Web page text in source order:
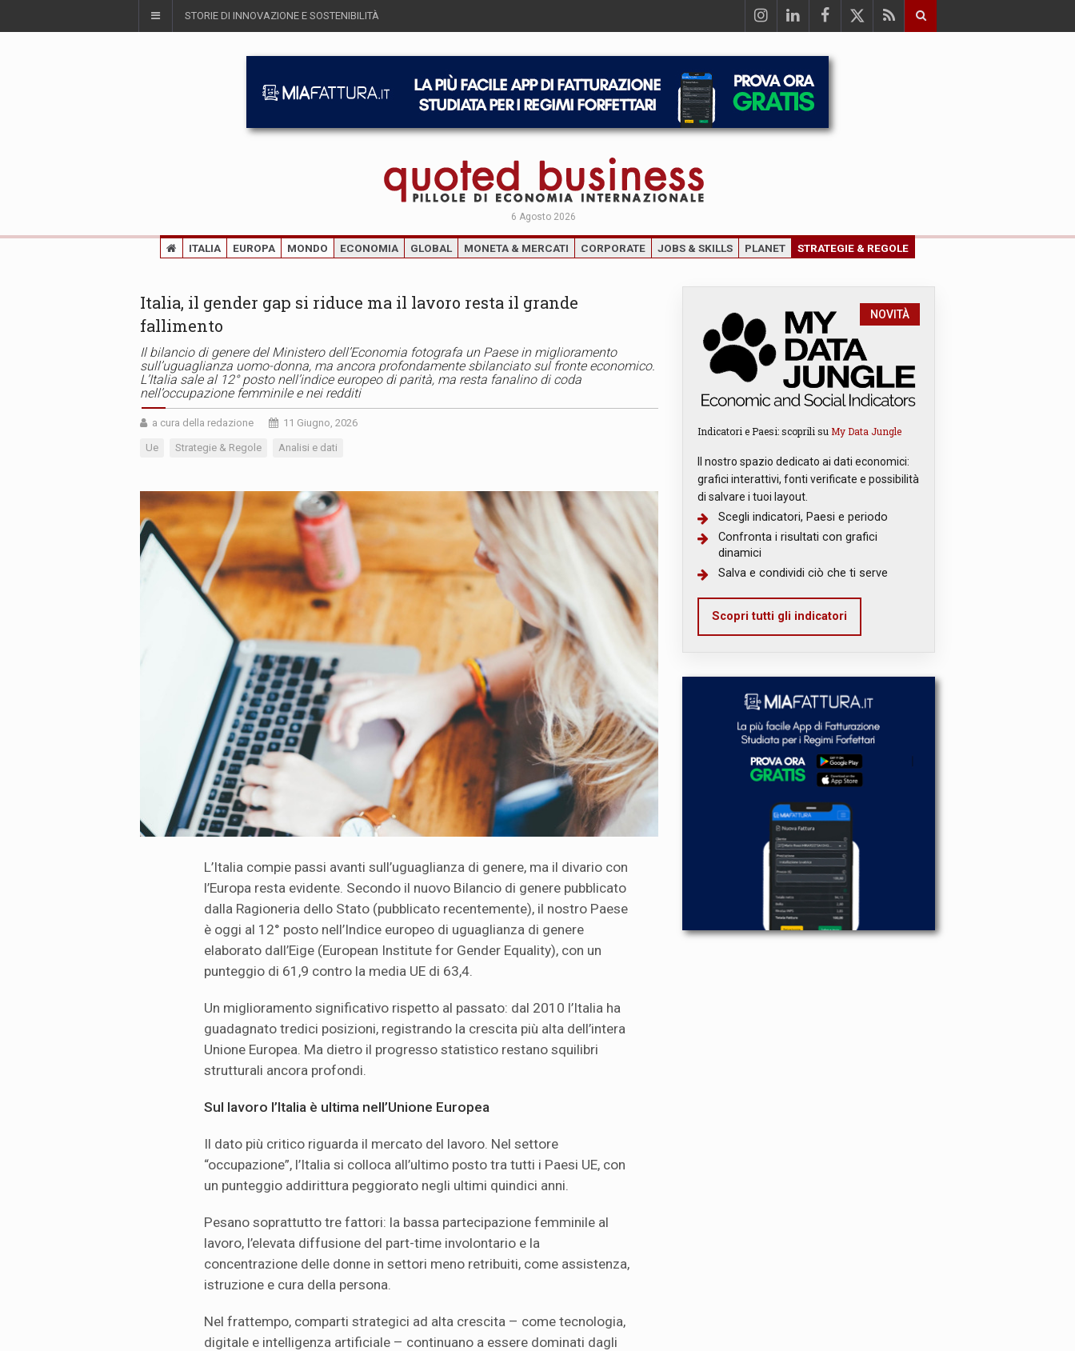
STORIE DI INNOVAZIONE E SOSTENIBILITÀ
6 Agosto 2026
ITALIA EUROPA MONDO ECONOMIA GLOBAL MONETA & MERCATI CORPORATE JOBS & SKILLS PLANET STRATEGIE & REGOLE
Italia, il gender gap si riduce ma il lavoro resta il grande
fallimento
Il bilancio di genere del Ministero dell’Economia fotografa un Paese in miglioramento
sull’uguaglianza uomo-donna, ma ancora profondamente sbilanciato sul fronte economico.
L’Italia sale al 12° posto nell’indice europeo di parità, ma resta fanalino di coda
nell’occupazione femminile e nei redditi
a cura della redazione 11 Giugno, 2026
Ue Strategie & Regole Analisi e dati
L’Italia compie passi avanti sull’uguaglianza di genere, ma il divario con
l’Europa resta evidente. Secondo il nuovo Bilancio di genere pubblicato
dalla Ragioneria dello Stato (pubblicato recentemente), il nostro Paese
è oggi al 12° posto nell’Indice europeo di uguaglianza di genere
elaborato dall’Eige (European Institute for Gender Equality), con un
punteggio di 61,9 contro la media UE di 63,4.
Un miglioramento significativo rispetto al passato: dal 2010 l’Italia ha
guadagnato tredici posizioni, registrando la crescita più alta dell’intera
Unione Europea. Ma dietro il progresso statistico restano squilibri
strutturali ancora profondi.
Sul lavoro l’Italia è ultima nell’Unione Europea
Il dato più critico riguarda il mercato del lavoro. Nel settore
“occupazione”, l’Italia si colloca all’ultimo posto tra tutti i Paesi UE, con
un punteggio addirittura peggiorato negli ultimi quindici anni.
Pesano soprattutto tre fattori: la bassa partecipazione femminile al
lavoro, l’elevata diffusione del part-time involontario e la
concentrazione delle donne in settori meno retribuiti, come assistenza,
istruzione e cura della persona.
Nel frattempo, comparti strategici ad alta crescita – come tecnologia,
digitale e intelligenza artificiale – continuano a essere dominati dagli
NOVITÀ
Indicatori e Paesi: scoprili su My Data Jungle
Il nostro spazio dedicato ai dati economici:
grafici interattivi, fonti verificate e possibilità
di salvare i tuoi layout.
Scegli indicatori, Paesi e periodo
Confronta i risultati con grafici
dinamici
Salva e condividi ciò che ti serve
Scopri tutti gli indicatori